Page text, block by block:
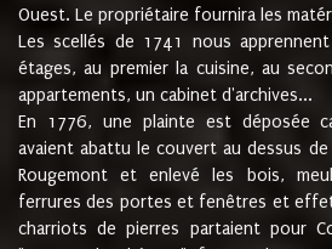
Ouest. Le propriétaire fournira les
Les scellés de 1741 nous
étages, au premier la cuisine, au
appartements, un cabinet d'archives...
En 1776, une plainte est déposée
avaient abattu le couvert au dessus
Rougemont et enlevé les bois,
ferrures des portes et fenêtres et
charriots de pierres partaient pour